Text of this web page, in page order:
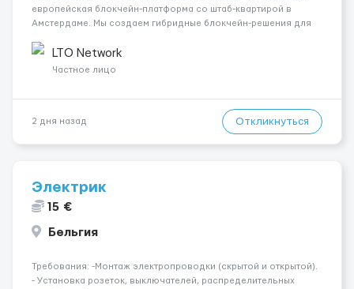
европейская блокчейн-платформа со штаб-квартирой в
Амстердаме. Мы создаем гибридные блокчейн-решения для
ООН), автоматизируем документооборот и развиваем
технологии дец...
LTO Network
Частное лицо
2 дня назад Откликнуться
Электрик
15 €
Бельгия
Требования: -Монтаж электропроводки (скрытой и открытой).
- Установка розеток, выключателей, распределительных